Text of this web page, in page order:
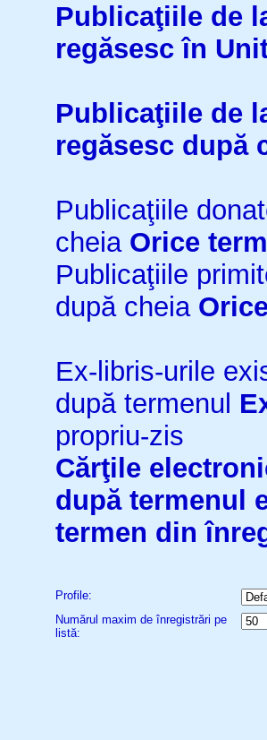
Publicaţiile de
regăsesc în
Publicaţiile de
regăsesc după
Publicaţiile
cheia Orice
Publicaţiile
după cheia
Ex-libris-urile
după termenul
propriu-zis
Cărţile
după termenul
termen din
Profile:
Numărul maxim de înregistrări pe
listă: